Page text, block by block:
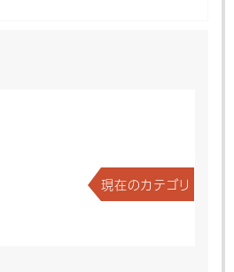
現在のカテゴリ